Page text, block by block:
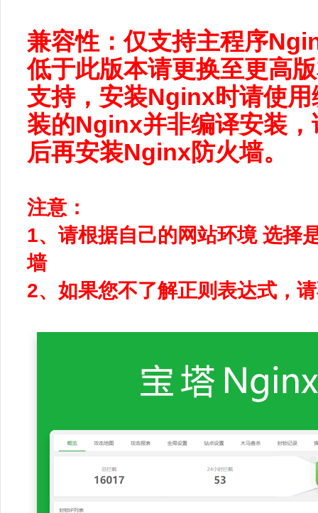
兼容性：仅支持主程序
低于此版本请更换至更高
支持， 安装Nginx时请使
装的Nginx并非编译安装
后再安装Nginx防火墙。
注意：
1、请根据自己的网站环境 选择
墙
2、如果您不了解正则表达式，